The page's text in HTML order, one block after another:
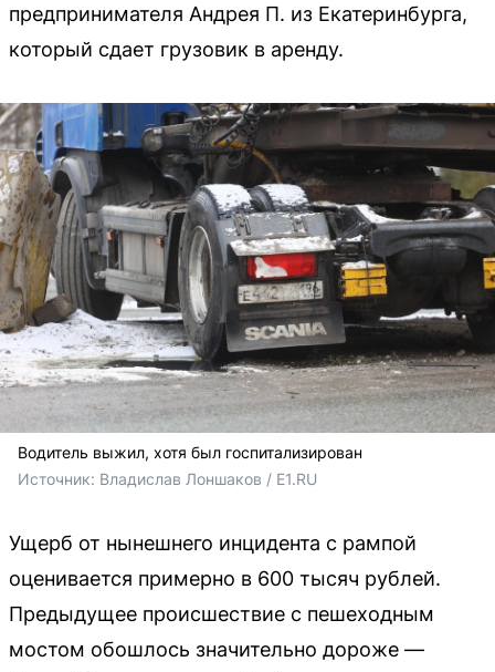
предпринимателя Андрея П. из Екатеринбурга,
который сдает грузовик в аренду.
Водитель выжил, хотя был госпитализирован
Источник: Владислав Лоншаков / E1.RU
Ущерб от нынешнего инцидента с рампой
оценивается примерно в 600 тысяч рублей.
Предыдущее происшествие с пешеходным
мостом обошлось значительно дороже —